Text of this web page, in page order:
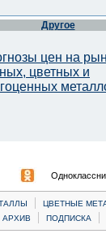
Другое
цен на
цветных и
|
ЦВЕТНЫЕ
АРХИВ | ПОДПИСКА |